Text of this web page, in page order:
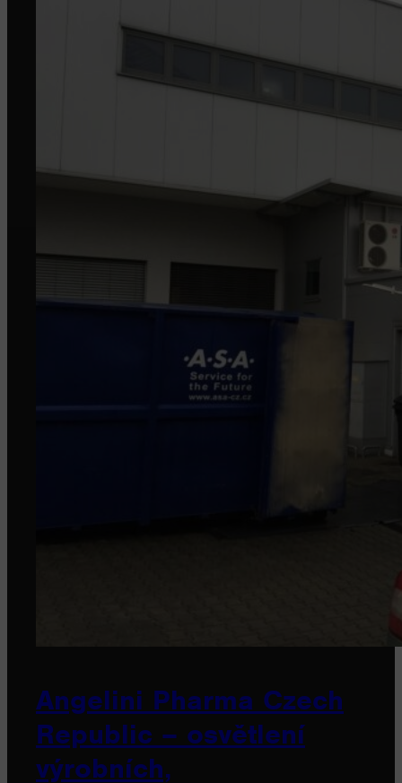
Angelini Pharma Czech
Republic – osvětlení
výrobních,